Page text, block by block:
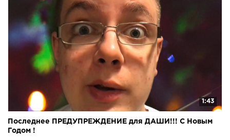
1:43
Последнее ПРЕДУПРЕЖДЕНИЕ для ДАШИ!!! С Новым
Годом !